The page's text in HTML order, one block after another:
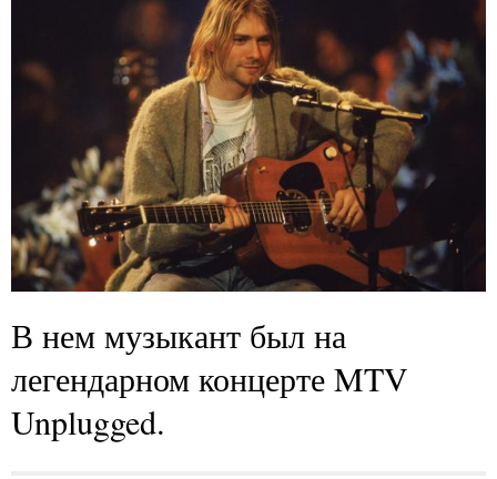
В нем музыкант был на
легендарном концерте MTV
Unplugged.